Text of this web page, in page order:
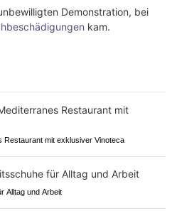
Demonstration, bei
kam.
Restaurant mit exklusiver Vinoteca
Alltag und Arbeit